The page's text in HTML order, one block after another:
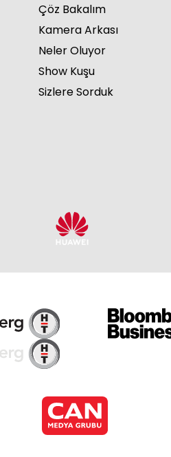
Çöz Bakalım
Kamera Arkası
Neler Oluyor
Show Kuşu
Sizlere Sorduk